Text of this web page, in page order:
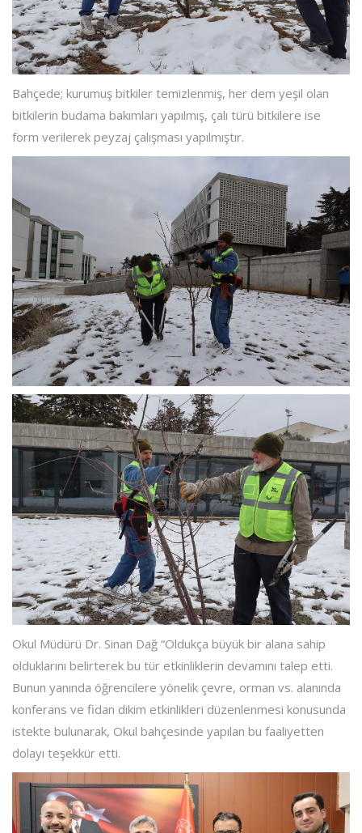
Bahçede; kurumuş bitkiler temizlenmiş, her dem yeşil olan
bitkilerin budama bakımları yapılmış, çalı türü bitkilere ise
form verilerek peyzaj çalışması yapılmıştır.
Okul Müdürü Dr. Sinan Dağ “Oldukça büyük bir alana sahip
olduklarını belirterek bu tür etkinliklerin devamını talep etti.
Bunun yanında öğrencilere yönelik çevre, orman vs. alanında
konferans ve fidan dikim etkinlikleri düzenlenmesi konusunda
istekte bulunarak, Okul bahçesinde yapılan bu faaliyetten
dolayı teşekkür etti.